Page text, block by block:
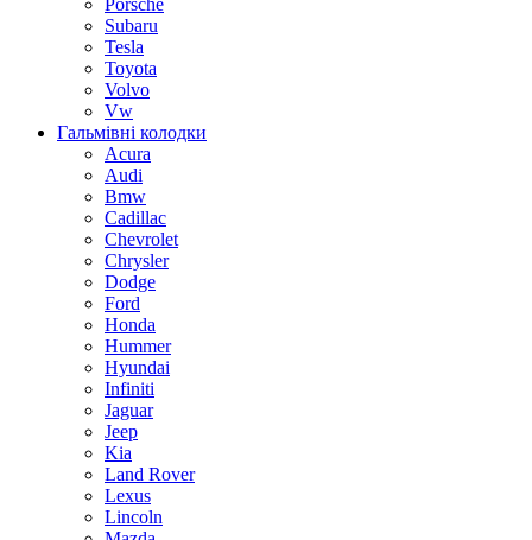
Subaru
Tesla
Toyota
Volvo
Vw
Гальмівні колодки
Acura
Audi
Bmw
Cadillac
Chevrolet
Chrysler
Dodge
Ford
Honda
Hummer
Hyundai
Infiniti
Jaguar
Jeep
Kia
Land Rover
Lexus
Lincoln